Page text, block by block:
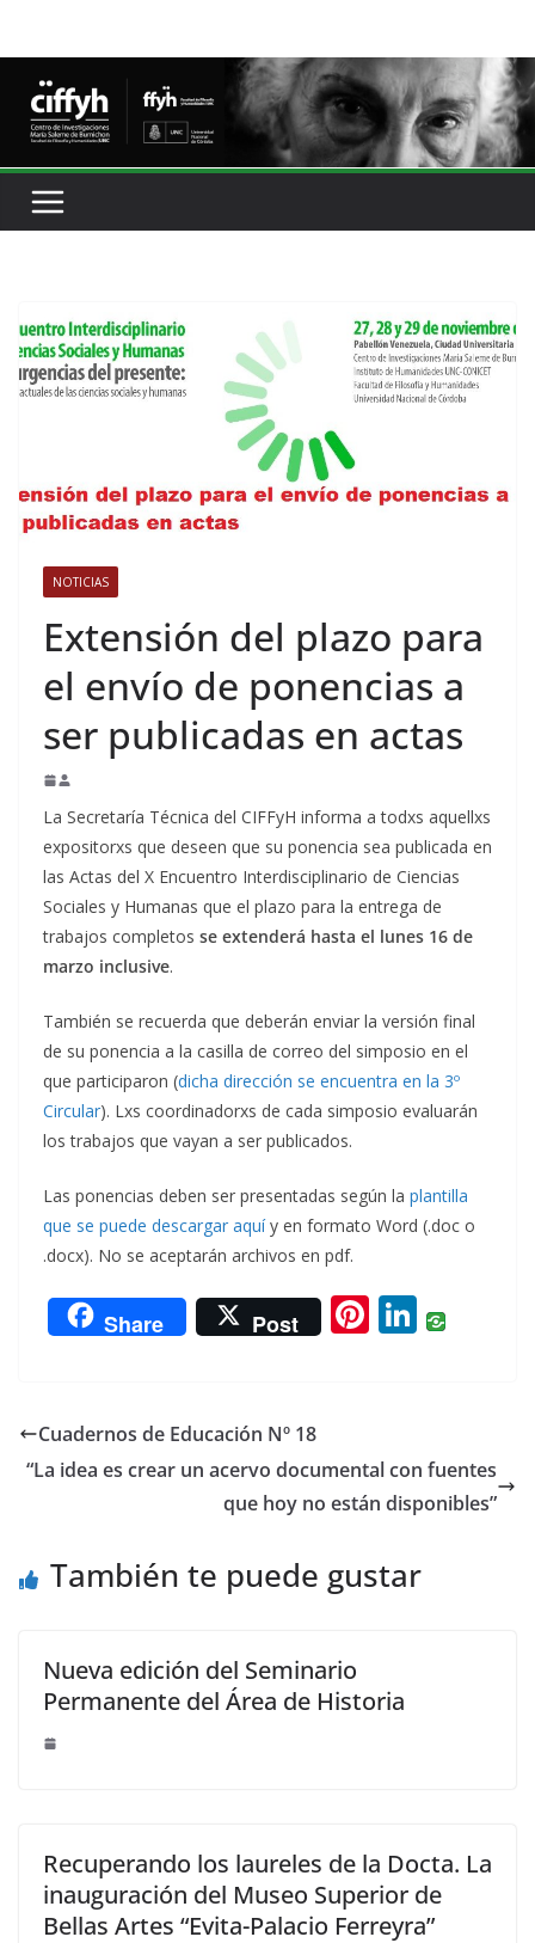
NOTICIAS
Extensión del plazo para
el envío de ponencias a
ser publicadas en actas
La Secretaría Técnica del CIFFyH informa a todxs aquellxs
expositorxs que deseen que su ponencia sea publicada en
las Actas del X Encuentro Interdisciplinario de Ciencias
Sociales y Humanas que el plazo para la entrega de
trabajos completos se extenderá hasta el lunes 16 de
marzo inclusive.
También se recuerda que deberán enviar la versión final
de su ponencia a la casilla de correo del simposio en el
que participaron (dicha dirección se encuentra en la 3º
Circular). Lxs coordinadorxs de cada simposio evaluarán
los trabajos que vayan a ser publicados.
Las ponencias deben ser presentadas según la plantilla
que se puede descargar aquíy en formato Word (.doc o
.docx). No se aceptarán archivos en pdf.
Share Post Pi
st
Li
dI
n
Cuadernos de Educación Nº 18
“La idea es crear un acervo documental con fuentes
que hoy no están disponibles”
También te puede gustar
Nueva edición del Seminario
Permanente del Área de Historia
Recuperando los laureles de la Docta. La
inauguración del Museo Superior de
Bellas Artes “Evita-Palacio Ferreyra”